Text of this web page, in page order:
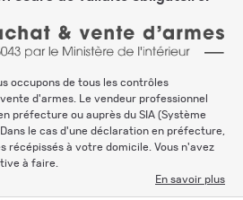
occupons de tous les contrôles
d'armes. Le vendeur professionnel
préfecture ou auprès du SIA (Système
le cas d'une déclaration en préfecture,
récépissés à votre domicile. Vous n'avez
à faire.
En savoir plus